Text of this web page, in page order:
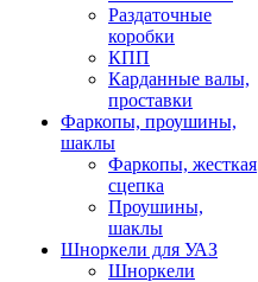
Раздаточные
коробки
КПП
Карданные валы,
проставки
Фаркопы, проушины,
шаклы
Фаркопы, жесткая
сцепка
Проушины,
шаклы
Шноркели для УАЗ
Шноркели